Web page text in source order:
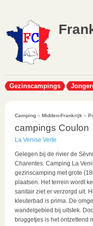
Gezinscampings
Camping » Midden-Frankrijk »
campings Coulon
La Venise Verte
Gelegen bij de rivier de
Charentes. Camping La
gezinscamping met grote
plaatsen. Het terrein wordt
sanitair ziet er verzorgd uit.
kleuterbad is prima. De
wandelgebied bij uitstek.
bruggetjes is het ontzettend